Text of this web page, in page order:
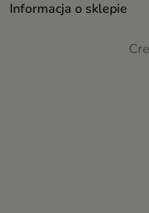
Informacja o sklepie